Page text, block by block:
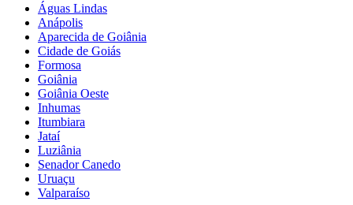
Águas Lindas
Anápolis
Aparecida de Goiânia
Cidade de Goiás
Formosa
Goiânia
Goiânia Oeste
Inhumas
Itumbiara
Jataí
Luziânia
Senador Canedo
Uruaçu
Valparaíso